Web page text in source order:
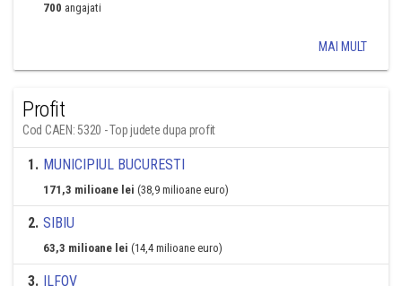
700 angajati
MAI MULT
Profit
Cod CAEN: 5320 - Top judete dupa profit
1. MUNICIPIUL BUCURESTI
171,3 milioane lei (38,9 milioane euro)
2. SIBIU
63,3 milioane lei (14,4 milioane euro)
3. ILFOV